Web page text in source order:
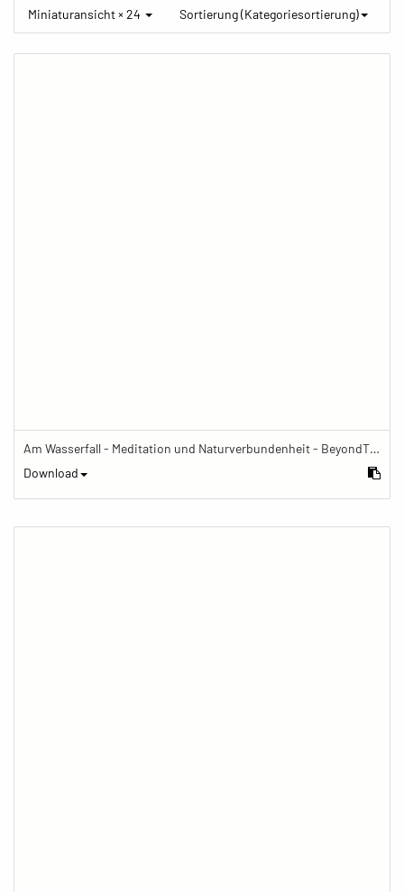
Miniaturansicht × 24 Sortierung (Kategoriesortierung)
Am Wasserfall - Meditation und Naturverbundenheit - BeyondTheFrame
Download